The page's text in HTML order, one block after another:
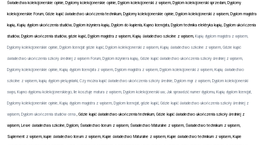
Świadectwa kolekcjonerskie opinie, Dyplomy kolekcjonerskie opinie, Dyplom kolekcjonerski z wpisem, Dyplom kolekcjonerski sprzedam, Dyplomy
kolekcjonerskie Forum, Gdzie kupić świadectwo ukończenia technikum, Dyplomy kolekcjonerskie opinie, Dyplom kolekcjonerski z wpisem, Dyplom magistra
kupię, Kupię dyplom ukończenia studiów, Dyplom inżyniera kupię, Dyplom do kupienia, Kupno licencjata, Dyplom technika elektryka kupię, Dyplom ukończenia
studiów, Dyplom ukończenia studiów, gdzie kupić, Dyplom magistra z wpisem, Kupię świadectwo szkolne z wpisem, Kupię dyplom magistra z wpisem,
Dyplomy kolekcjonerskie opinie, Dyplom licencjat gdzie kupić, Dyplom kolekcjonerski z wpisem, Kupię świadectwo szkolne z wpisem, Gdzie kupić
świadectwo ukończenia szkoły średniej z wpisem Forum, Dyplom inżyniera kupię, Gdzie kupić świadectwo ukończenia szkoły średniej z wpisem,
Dyplomy kolekcjonerskie opinie, Kupię dyplom licencjata z wpisem, Dyplom magistra z wpisem, Dyplom kolekcjonerski z wpisem, Kupię świadectwo
szkolne z wpisem, kupię dyplom pielęgniarki, Czy można kupić świadectwo ukończenia szkoły średnie, Dyplom mgr z wpisem, Dyplom kolekcjonerski
swps, Kupno dyplomu kolekcjonerskiego, Ile kosztuje matura z wpisem, Dyplom kolekcjonerski uw, Jak sprawdzić numer dyplomu, Kupię dyplom licencjat,
Dyplomy kolekcjonerskie opinie, Kupię dyplom magistra z wpisem, Dyplom licencjat, gdzie kupić, Gdzie kupić świadectwo ukończenia szkoły średniej z
wpisem, Dyplom ukończenia studiów cena , Gdzie kupić świadectwo ukończenia technikum, Gdzie kupić świadectwo ukończenia szkoły średniej z
wpisem, Lewe świadectwa szkolne, Dyplom, Świadectwo liceum z wpisem, Świadectwo Maturalne z wpisem, Świadectwo technikum z wpisem,
Suplement z wpisem, kupie świadectwo liceum z wpisem, Kupie świadectwo Maturalne z wpisem, Kupie świadectwo technikum z wpisem, Kupie